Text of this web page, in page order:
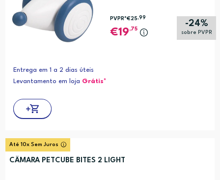
-24%
sobre PVPR
PVPR*€25,99
19,75
Entrega em 1 a 2 dias úteis
Levantamento em loja Grátis*
Até 10x Sem Juros
CÂMARA PETCUBE BITES 2 LIGHT